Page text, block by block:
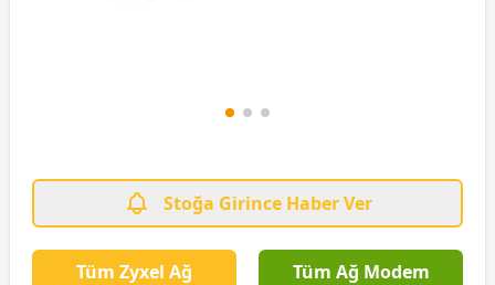
Stoğa Girince Haber Ver
Tüm Zyxel Ağ
Tüm Ağ Modem